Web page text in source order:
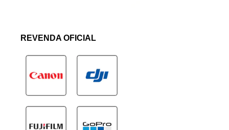
REVENDA OFICIAL